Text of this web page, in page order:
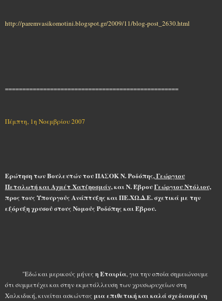
http://paremvasikomotini.blogspot.gr/2009/11/blog-post_2630.html
==================================================
Πέμπτη, 1η Νοεμβρίου 2007
Ερώτηση των Βουλευτών του ΠΑΣΟΚN. Ροδόπης,Γεώργιου
Πεταλωτή και Αχμέτ Χατζηοσμάν,καιN. ΈβρουΓεώργιου Ντόλιου,
προς τους Υπουργούς Ανάπτυξης και ΠΕ.ΧΩ.Δ.Ε. σχετικά με την
εξόρυξη χρυσού στους Νομούς Ροδόπης και Έβρου.
"Εδώ και μερικούς μήνες η Εταιρία, για την οποία σημειώνουμε
ότι συμμετέχει και στην εκμετάλλευση των χρυσωρυχείων στη
Χαλκιδική, κινείται ασκώντας μια επιθετική και καλά σχεδιασμένη